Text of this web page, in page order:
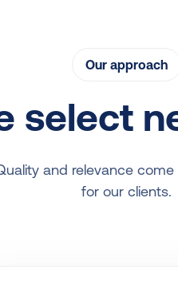
Our approach
select
and relevance
for our clients.